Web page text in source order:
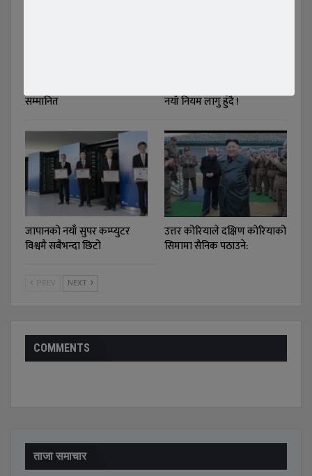
सम्मानित
नयाँ नियम लागु हुँदै !
जापानको नयाँ सुपर कम्प्युटर
विश्वमै सबैभन्दा छिटो
उत्तर कोरियाले दक्षिण कोरियाको
सिमामा सैनिक पठाउने:
PREV NEXT
COMMENTS
ताजा समाचार